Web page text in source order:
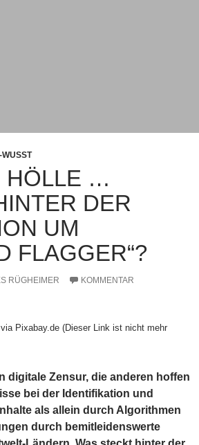
WUSST
HÖLLE …
DER
UM
FLAGGER“?
RÜGHEIMER
KOMMENTAR
Pixabay.de (Dieser Link ist nicht mehr
digitale Zensur, die anderen hoffen
bei der Identifikation und
als allein durch Algorithmen
durch bemitleidenswerte